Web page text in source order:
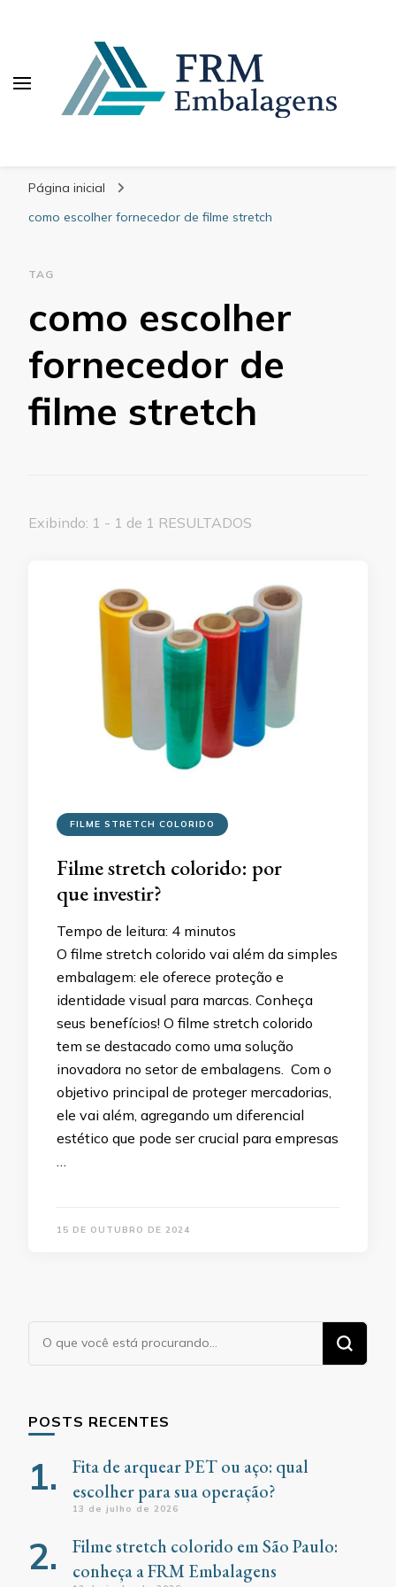
Página inicial
como escolher fornecedor de filme stretch
TAG
como escolher
fornecedor de
filme stretch
Exibindo: 1 - 1 de 1 RESULTADOS
FILME STRETCH COLORIDO
Filme stretch colorido: por
que investir?
Tempo de leitura: 4 minutos
O filme stretch colorido vai além da simples
embalagem: ele oferece proteção e
identidade visual para marcas. Conheça
seus benefícios! O filme stretch colorido
tem se destacado como uma solução
inovadora no setor de embalagens. Com o
objetivo principal de proteger mercadorias,
ele vai além, agregando um diferencial
estético que pode ser crucial para empresas
…
15 DE OUTUBRO DE 2024
Procurando
algo?
POSTS RECENTES
Fita de arquear PET ou aço: qual
escolher para sua operação?
13 de julho de 2026
Filme stretch colorido em São Paulo:
conheça a FRM Embalagens